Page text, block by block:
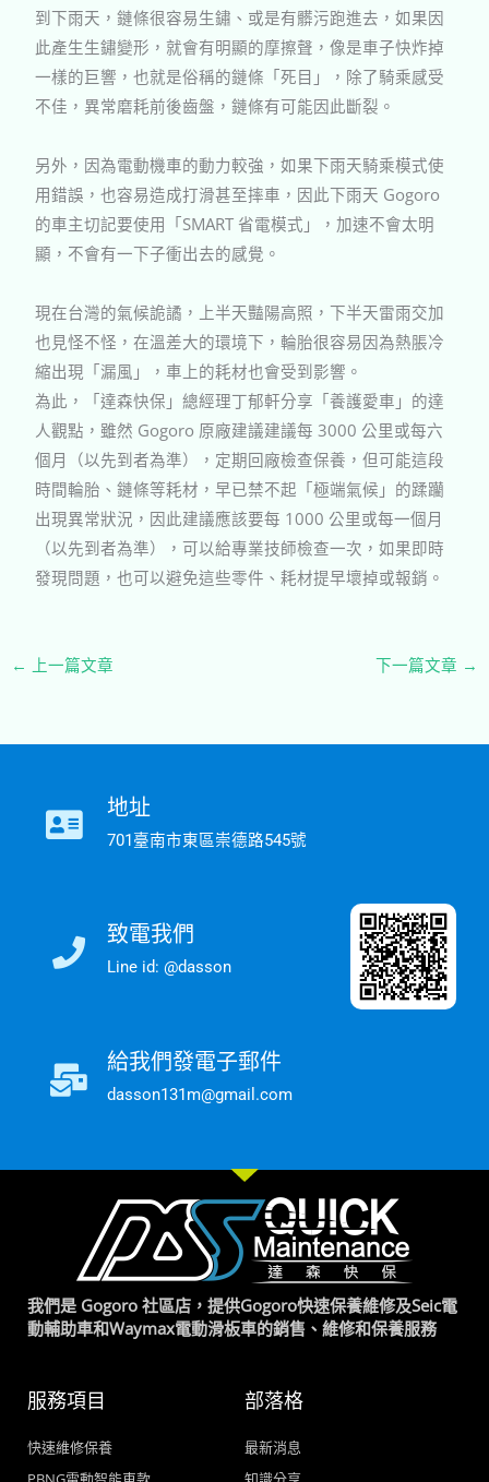
到下雨天，鏈條很容易生鏽、或是有髒污跑進去，如果因
此產生生鏽變形，就會有明顯的摩擦聲，像是車子快炸掉
一樣的巨響，也就是俗稱的鏈條「死目」，除了騎乘感受
不佳，異常磨耗前後齒盤，鏈條有可能因此斷裂。
另外，因為電動機車的動力較強，如果下雨天騎乘模式使
用錯誤，也容易造成打滑甚至摔車，因此下雨天 Gogoro
的車主切記要使用「SMART省電模式」，加速不會太明
顯，不會有一下子衝出去的感覺。
現在台灣的氣候詭譎，上半天豔陽高照，下半天雷雨交加
也見怪不怪，在溫差大的環境下，輪胎很容易因為熱脹冷
縮出現「漏風」，車上的耗材也會受到影響。
為此，「達森快保」總經理丁郁軒分享「養護愛車」的達
人觀點，雖然 Gogoro 原廠建議建議每3000 公里或每六
個月（以先到者為準），定期回廠檢查保養，但可能這段
時間輪胎、鏈條等耗材，早已禁不起「極端氣候」的蹂躪
出現異常狀況，因此建議應該要每 1000 公里或每一個月
（以先到者為準），可以給專業技師檢查一次，如果即時
發現問題，也可以避免這些零件、耗材提早壞掉或報銷。
← 上一篇文章 下一篇文章 →
地址
701臺南市東區崇德路545號
致電我們
Line id: @dasson
給我們發電子郵件
dasson131m@gmail.com
我們是 Gogoro 社區店，提供Gogoro快速保養維修及Seic電
動輔助車和Waymax電動滑板車的銷售、維修和保養服務
服務項目
快速維修保養
部落格
最新消息